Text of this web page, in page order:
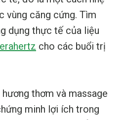
vùng căng cứng. Tìm
dụng thực tế của liệu
cho các buổi trị
thơm và massage
minh lợi ích trong